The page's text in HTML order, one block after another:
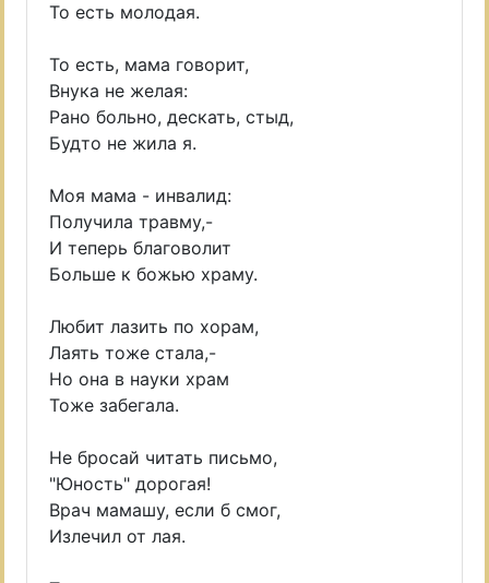
То есть молодая.
То есть, мама говорит,
Внука не желая:
Рано больно, дескать, стыд,
Будто не жила я.
Моя мама - инвалид:
Получила травму,-
И теперь благоволит
Больше к божью храму.
Любит лазить по хорам,
Лаять тоже стала,-
Но она в науки храм
Тоже забегала.
Не бросай читать письмо,
"Юность" дорогая!
Врач мамашу, если б смог,
Излечил от лая.